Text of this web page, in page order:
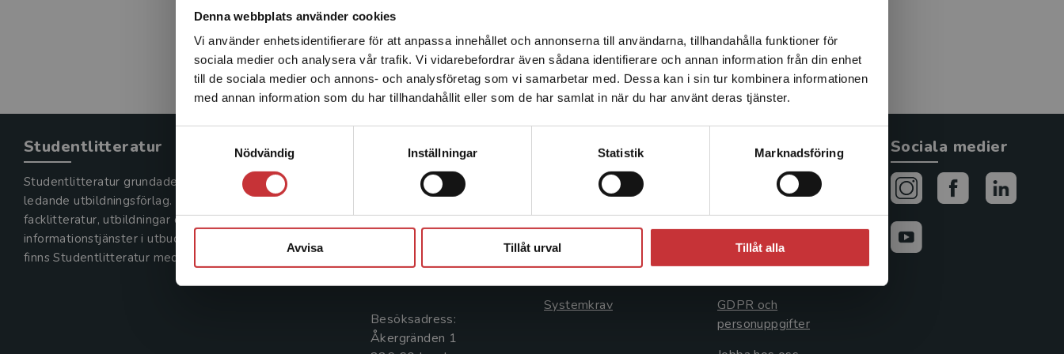
Denna webbplats använder cookies
Vi använder enhetsidentifierare för att anpassa innehållet och annonserna till användarna, tillhandahålla funktioner för
sociala medier och analysera vår trafik. Vi vidarebefordrar även sådana identifierare och annan information från din enhet
till de sociala medier och annons- och analysföretag som vi samarbetar med. Dessa kan i sin tur kombinera informationen
med annan information som du har tillhandahållit eller som de har samlat in när du har använt deras tjänster.
Nödvändig
Inställningar Statistik Marknadsföring
Avvisa Tillåt urval Tillåt alla
Det verkar som att du besöker studentlitteratur.se via en
enhet utanför Sverige. Vi erbjuder inte leveranser utanför
Sverige. För att kunna slutföra ett köp måste
leveransadressen vara i Sverige.Läs mer
Studentlitteratur
Studentlitteratur grundades 1963 och är idag Sveriges
ledande utbildningsförlag. Med läromedel, kurslitteratur,
facklitteratur, utbildningar och digitala
informationstjänster i utbudet,
finns Studentlitteratur med längs hela kunskapsresan.
Kontakta oss
Kontakta oss
046-31 20 00
Box 141
221 00 Lund
Besöksadress:
Åkergränden 1
Kundservice
Kontakta kundservice
046-31 21 00
Frågor och svar
Systemkrav
Allmänna länkar
Avtal och rättigheter
Cookies
GDPR och
personuppgifter
Sociala medier